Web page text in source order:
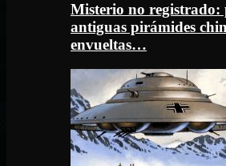
Misterio no registrado:
antiguas pirámides
envueltas…